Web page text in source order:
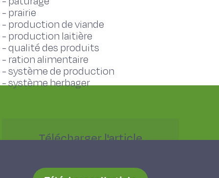
- prairie
- production de viande
- production laitière
-qualité des produits
- ration alimentaire
-système de production
-système herbager
Télécharger l'article